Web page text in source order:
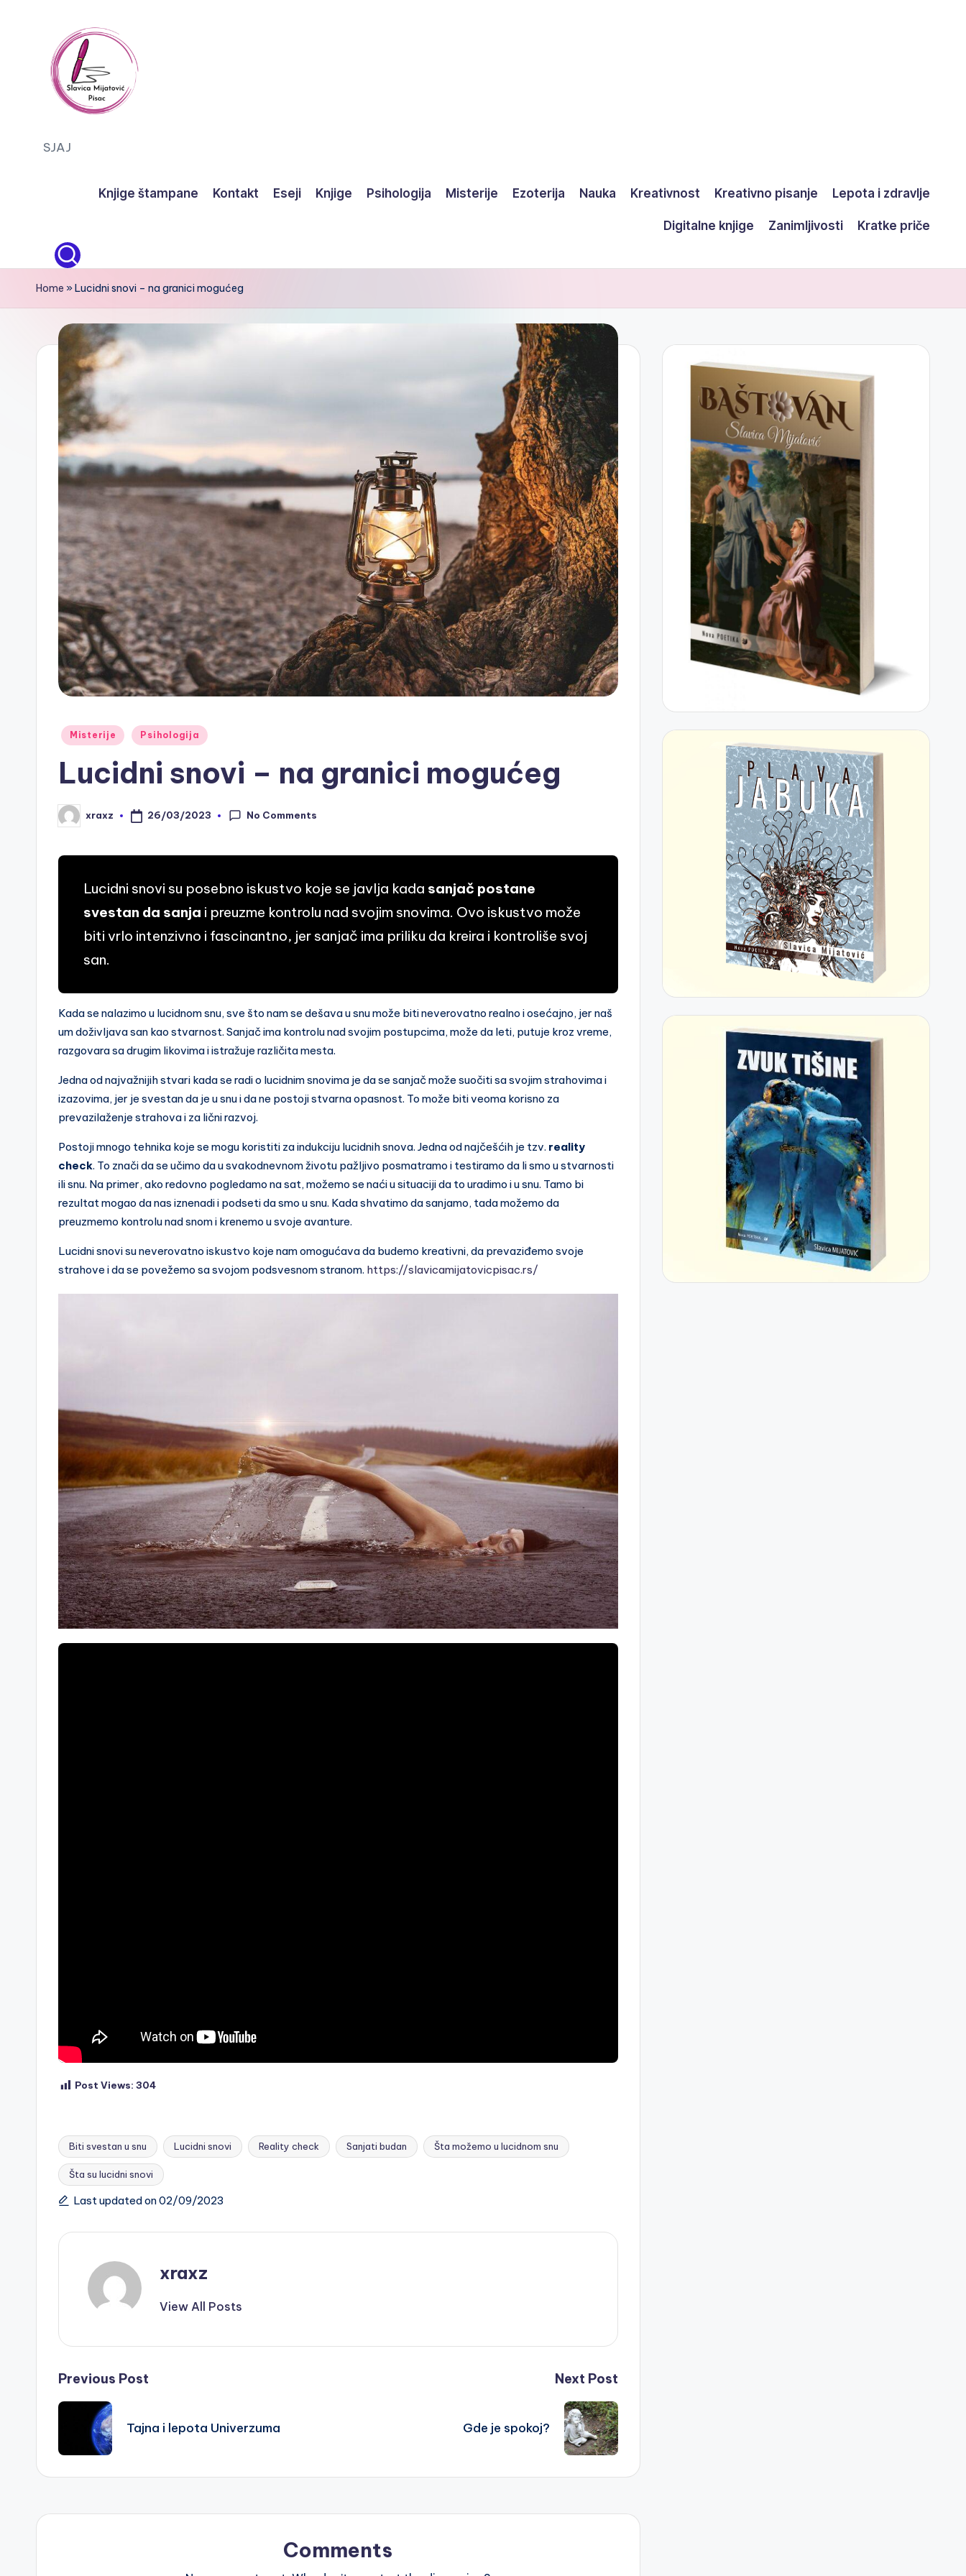
S
SJAJ
Knjige štampane Kontakt Eseji Knjige Psihologija Misterije Ezoterija Nauka Kreativnost Kreativno pisanje Lepota i zdravlje
Digitalne knjige Zanimljivosti Kratke priče
Home »Lucidni snovi – na granici mogućeg
Posted
Misterije Psihologija
Lucidni snovi – na granici mogućeg
Posted
by
xraxz 26/03/2023 No Comments
Lucidni snovi su posebno iskustvo koje se javlja kada sanjač postane
svestan da sanja i preuzme kontrolu nad svojim snovima. Ovo iskustvo može
biti vrlo intenzivno i fascinantno, jer sanjač ima priliku da kreira i kontroliše svoj
san.
Kada se nalazimo u lucidnom snu, sve što nam se dešava u snu može biti neverovatno realno i osećajno, jer naš
um doživljava san kao stvarnost. Sanjač ima kontrolu nad svojim postupcima, može da leti, putuje kroz vreme,
razgovara sa drugim likovima i istražuje različita mesta.
Jedna od najvažnijih stvari kada se radi o lucidnim snovima je da se sanjač može suočiti sa svojim strahovima i
izazovima, jer je svestan da je u snu i da ne postoji stvarna opasnost. To može biti veoma korisno za
prevazilaženje strahova i za lični razvoj.
Postoji mnogo tehnika koje se mogu koristiti za indukciju lucidnih snova. Jedna od najčešćih je tzv. reality
check. To znači da se učimo da u svakodnevnom životu pažljivo posmatramo i testiramo da li smo u stvarnosti
ili snu. Na primer, ako redovno pogledamo na sat, možemo se naći u situaciji da to uradimo i u snu. Tamo bi
rezultat mogao da nas iznenadi i podseti da smo u snu. Kada shvatimo da sanjamo, tada možemo da
preuzmemo kontrolu nad snom i krenemo u svoje avanture.
Lucidni snovi su neverovatno iskustvo koje nam omogućava da budemo kreativni, da prevaziđemo svoje
strahove i da se povežemo sa svojom podsvesnom stranom. https://slavicamijatovicpisac.rs/
Post Views: 304
Tags:
Biti svestan u snu Lucidni snovi Reality check Sanjati budan Šta možemo u lucidnom snu
Šta su lucidni snovi
Last updated on 02/09/2023
xraxz
View All Posts
Post
navigation
Previous Post
Tajna i lepota Univerzuma
Next Post
Gde je spokoj?
Comments